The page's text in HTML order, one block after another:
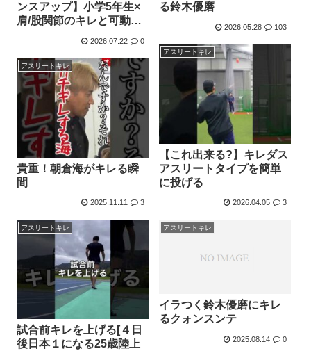
ンスアップ】小学5年生×
肩/股関節のキレと可動域
アップ！ 横浜市/二俣川駅
2026.07.22 0
る鈴木優磨
2026.05.28 103
アスリートキレ
【これ出来る?】キレダス
アスリートタイプを簡単
に投げる
2026.04.05 3
アスリートキレ
貴重！朝倉海がキレる瞬
間
2025.11.11 3
アスリートキレ
試合前キレを上げる[４日
後日本１になる25歳陸上
アスリートキレ
イラつく鈴木優磨にキレ
るクォンスンテ
2025.08.14 0